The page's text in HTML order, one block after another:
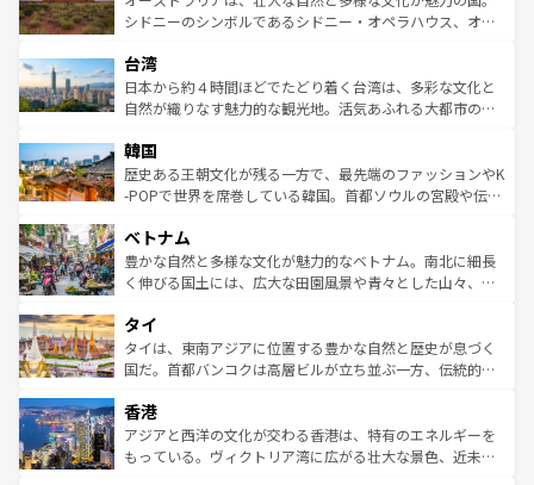
しみながら、その多様性と豊かな歴史を感じることができ
ならではの贅沢な旅のスタイルだ。 なお、新着のアメリカ
情報はコンテンツ一覧を参照してほしい。
おすすめ。エメラルドグリーンに輝く海をはじめ、豊かな
れるおもてなしの心で訪れる人々を迎えてくれるハワイの
人々、おいしいローカルフードやハワイアンミュージッ
ク、伝統的なフラダンスなど、すべてがハワイの魅力を彩
ワイを、存分に味わってほしい。 なお、新着のハワイ情報
はコンテンツ一覧を参照してほしい。
シドニーのシンボルであるシドニー・オペラハウス、オー
リアリーフや大陸中央部にそびえるウルル（エアーズロッ
ク）、タスマニアの美しい原生林やケアンズの熱帯雨林な
ど、見どころがたくさん。また、カフェやワイン、オージ
いる。アクティビティも充実しており、サーフィンやダイ
ビング、ハイキングなど、アウトドア好きにはたまらな
い。オーストラリアの多彩な魅力を存分に味わいつくそ
参照してほしい。
台湾
日本から約４時間ほどでたどり着く台湾は、多彩な文化と
自然が織りなす魅力的な観光地。活気あふれる大都市の台
ン）、静ひつな山岳地帯である台湾東部など、都市の喧騒
と山間の静けさが共存しており、訪れる人に新しい発見と
驚きをもたらしてくれる。また、奥深い台湾の食文化も魅
容にもいいと評判のスイーツなど、バラエティ豊かな料理
が味わえる。 なお、新着の台湾情報は コンテンツ一覧を参
照してほしい。
韓国
歴史ある王朝文化が残る一方で、最先端のファッションやK
-POPで世界を席巻している韓国。首都ソウルの宮殿や伝統
き、地方に足を延ばせば四季折々の自然美を楽しむことが
できる。そして、キムチや焼肉、絶品のストリートフード
まで、さまざまな韓国料理が待っている。夜には、韓国な
リティに包まれながら、韓国の多彩な魅力を心ゆくまで味
わってみてほしい。 なお、新着の韓国情報はコンテンツ一
覧を参照してほしい。
ベトナム
豊かな自然と多様な文化が魅力的なベトナム。南北に細長
く伸びる国土には、広大な田園風景や青々とした山々、世
急速な発展と共に伝統が息づく。ハノイの古い町並みやホ
ーチミン市のフランス統治時代の建物も、独特の雰囲気を
醸し出している。また、バラエティの豊かさとおいしさで
とつ。フォーやバインミー、ベトナムコーヒーなどは、ぜ
ひ現地で味わいたい。どの地域を訪れてもあたたかい人々
が旅行者を迎えてくれるので、きっと忘れられない旅にな
タイ
タイは、東南アジアに位置する豊かな自然と歴史が息づく
国だ。首都バンコクは高層ビルが立ち並ぶ一方、伝統的な
の活気が交差している。北部ではチェンマイなどの山岳地
帯で自然と触れ合い、南部ではプーケットやクラビの美し
いビーチでリゾート気分を楽しむことができる。タイ料理
香港
アジアと西洋の文化が交わる香港は、特有のエネルギーを
もっている。ヴィクトリア湾に広がる壮大な景色、近未来